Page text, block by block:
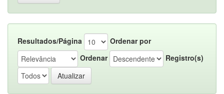
Resultados/Página
Ordenar por
Ordenar
Registro(s)